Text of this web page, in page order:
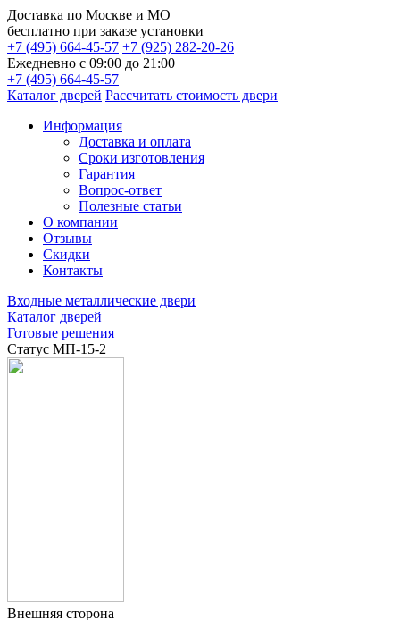
Доставка по Москве и МО
бесплатно при заказе установки
+7 (495) 664-45-57 +7 (925) 282-20-26
Ежедневно с 09:00 до 21:00
+7 (495) 664-45-57
Каталог дверей Рассчитать стоимость двери
Информация
Доставка и оплата
Сроки изготовления
Гарантия
Вопрос-ответ
Полезные статьи
О компании
Отзывы
Скидки
Контакты
Входные металлические двери
Каталог дверей
Готовые решения
Статус МП-15-2
Внешняя сторона